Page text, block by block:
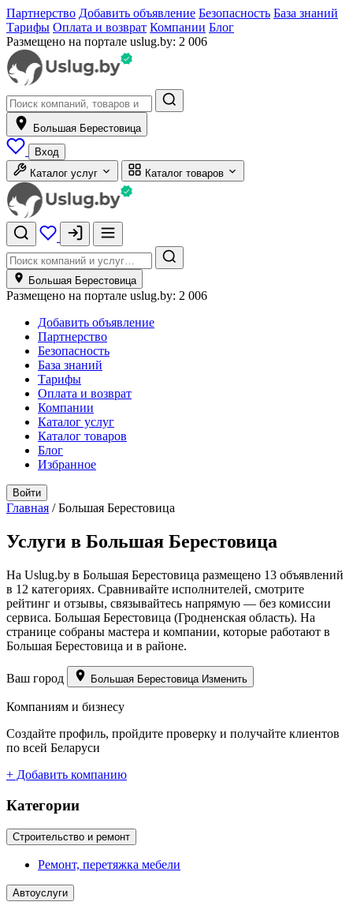
Партнерство Добавить объявление Безопасность База знаний
Тарифы Оплата и возврат Компании Блог
Размещено на портале uslug.by: 2 006
Большая Берестовица
Вход
Каталог услуг
Каталог товаров
Большая Берестовица
Размещено на портале uslug.by: 2 006
Добавить объявление
Партнерство
Безопасность
База знаний
Тарифы
Оплата и возврат
Компании
Каталог услуг
Каталог товаров
Блог
Избранное
Войти
Главная / Большая Берестовица
Услуги в Большая Берестовица
На Uslug.by в Большая Берестовица размещено 13 объявлений
в 12 категориях. Сравнивайте исполнителей, смотрите
рейтинг и отзывы, связывайтесь напрямую — без комиссии
сервиса. Большая Берестовица (Гродненская область). На
странице собраны мастера и компании, которые работают в
Большая Берестовица и в районе.
Ваш город Большая Берестовица Изменить
Компаниям и бизнесу
Создайте профиль, пройдите проверку и получайте клиентов
по всей Беларуси
+ Добавить компанию
Категории
Строительство и ремонт
Ремонт, перетяжка мебели
Автоуслуги